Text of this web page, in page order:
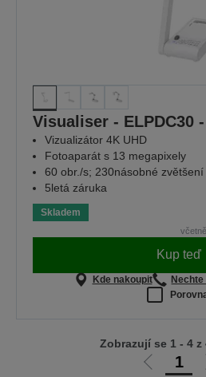
Visualiser - ELPDC30
Vizualizátor 4K UHD
Fotoaparát s 13 megapixely
60 obr./s; 230násobné zvětšení
5letá záruka
Skladem
Kup teď
Kde nakoupit
Nechte
Jít
1
Zobrazují se 1 - 4 z